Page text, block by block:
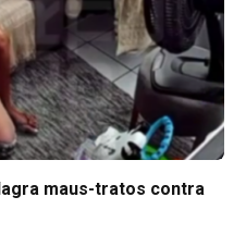
maus-tratos contra